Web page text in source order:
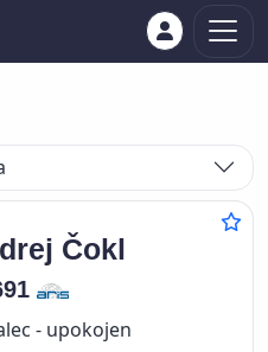
Čokl
- upokojen